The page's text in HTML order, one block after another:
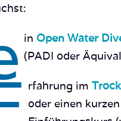
in Open Water
(PADI oder
rfahrung im
oder einen kurzen